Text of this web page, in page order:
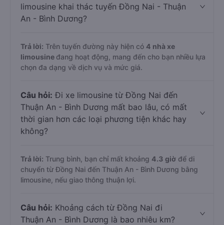
limousine khai thác tuyến Đồng Nai - Thuận
An - Bình Dương?
Trả lời: Trên tuyến đường này hiện có 4 nhà xe
limousine đang hoạt động, mang đến cho bạn nhiều lựa
chọn đa dạng về dịch vụ và mức giá.
Câu hỏi: Đi xe limousine từ Đồng Nai đến
Thuận An - Bình Dương mất bao lâu, có mất
thời gian hơn các loại phương tiện khác hay
không?
Trả lời: Trung bình, bạn chỉ mất khoảng 4.3 giờ để di
chuyển từ Đồng Nai đến Thuận An - Bình Dương bằng
limousine, nếu giao thông thuận lợi.
Câu hỏi: Khoảng cách từ Đồng Nai đi
Thuận An - Bình Dương là bao nhiêu km?